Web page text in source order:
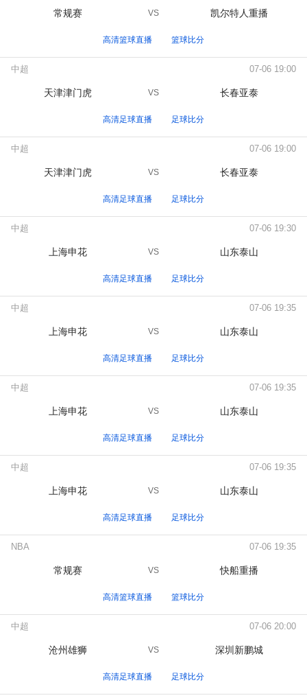
常规赛 VS 凯尔特人重播
高清篮球直播 篮球比分
中超 07-06 19:00
天津津门虎 VS 长春亚泰
高清足球直播 足球比分
中超 07-06 19:00
天津津门虎 VS 长春亚泰
高清足球直播 足球比分
中超 07-06 19:30
上海申花 VS 山东泰山
高清足球直播 足球比分
中超 07-06 19:35
上海申花 VS 山东泰山
高清足球直播 足球比分
中超 07-06 19:35
上海申花 VS 山东泰山
高清足球直播 足球比分
中超 07-06 19:35
上海申花 VS 山东泰山
高清足球直播 足球比分
NBA 07-06 19:35
常规赛 VS 快船重播
高清篮球直播 篮球比分
中超 07-06 20:00
沧州雄狮 VS 深圳新鹏城
高清足球直播 足球比分